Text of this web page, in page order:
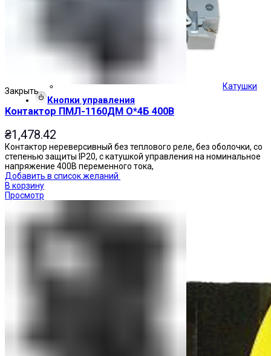
Катушки
Кнопки управления
Закрыть
Контактор ПМЛ-1160ДМ О*4Б 400В
₴1,478.42
Контактор нереверсивный без теплового реле, без оболочки, со
степенью защиты IP20, с катушкой управления на номинальное
напряжение 400В переменного тока,
Добавить в список желаний
В корзину
Просмотр